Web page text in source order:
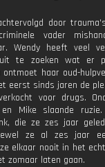
door
vader
Wendy heeft veel
te zoeken wat er
ontmoet haar oud-
eerst sinds jaren de
voor drugs.
en Mike slaande
die ze zes jaar
ze al zes jaar
elkaar nooit in het
zomaar laten gaan.